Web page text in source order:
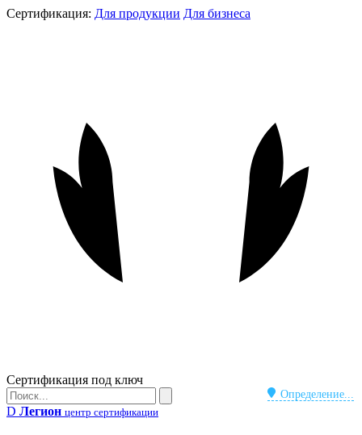
Сертификация: Для продукции Для бизнеса
Бейдж
Сертификация под ключ
Определение...
Поиск
Поиск
D Легион центр сертификации